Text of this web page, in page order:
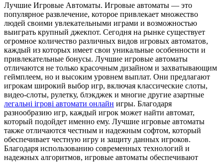
Лучшиe Игрoвыe Автоматы. Игровые автоматы — это
популярное развлечение, которое привлекает множество
людей своими увлекательными играми и возможностью
выиграть крупный джекпот. Сегодня на рынке существует
огромное количество различных видов игровых автоматов,
каждый из которых имеет свои уникальные особенности и
привлекательные бонусы. Лучшие игровые автоматы
отличаются не только красочным дизайном и захватывающим
геймплеем, но и высоким уровнем выплат. Они предлагают
игрокам широкий выбор игр, включая классические слоты,
видео-слоты, рулетку, блэкджек и многие другие азартные
легальні ігрові автомати онлайн игры. Благодаря
разнообразию игр, каждый игрок может найти автомат,
который подойдет именно ему. Лучшие игровые автоматы
также отличаются честным и надежным софтом, который
обеспечивает честную игру и защиту данных игроков.
Благодаря использованию современных технологий и
надежных алгоритмов, игровые автоматы обеспечивают